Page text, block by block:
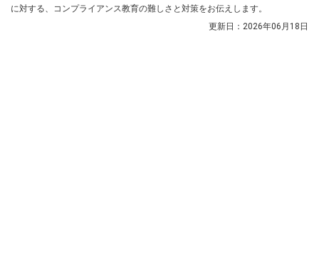
に対する、コンプライアンス教育の難しさと対策をお伝えします。
更新日： 2026年06月18日